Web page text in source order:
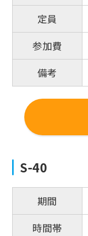
定員
参加費
備考
S-40
期間
時間帯